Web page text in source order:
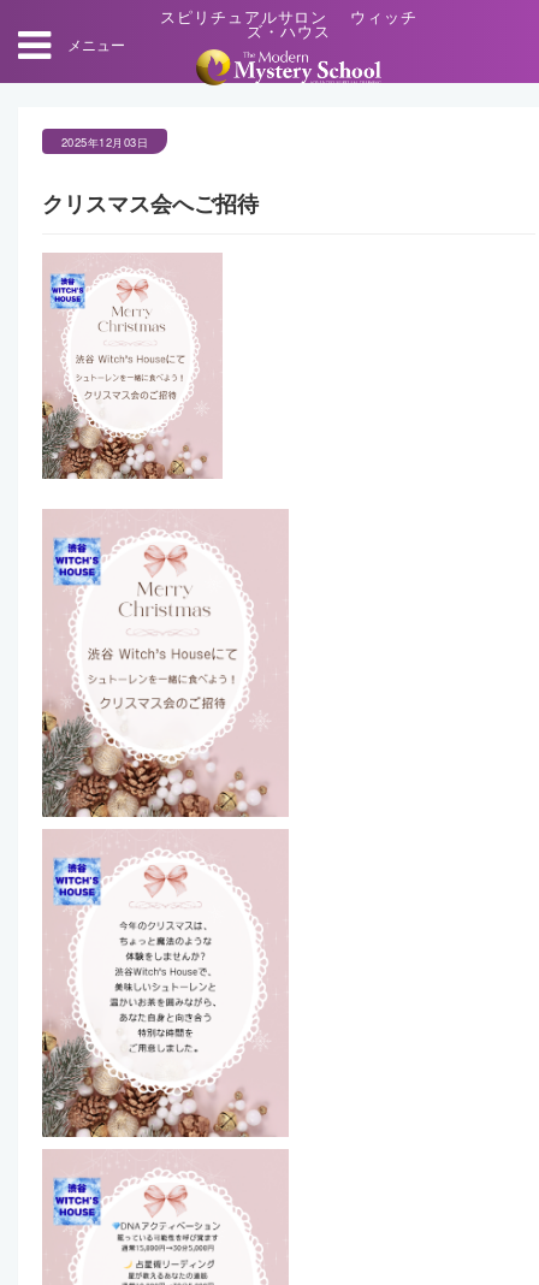
メニュー
スピリチュアルサロン ウィッチ
ズ・ハウス
2025年12月03日
クリスマス会へご招待